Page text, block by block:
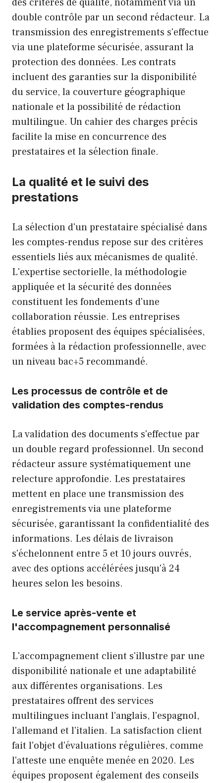
double contrôle par un second rédacteur. La
transmission des enregistrements s'effectue
via une plateforme sécurisée, assurant la
protection des données. Les contrats
incluent des garanties sur la disponibilité
du service, la couverture géographique
nationale et la possibilité de rédaction
multilingue. Un cahier des charges précis
facilite la mise en concurrence des
prestataires et la sélection finale.
La qualité et le suivi des
prestations
La sélection d'un prestataire spécialisé dans
les comptes-rendus repose sur des critères
essentiels liés aux mécanismes de qualité.
L'expertise sectorielle, la méthodologie
appliquée et la sécurité des données
constituent les fondements d'une
collaboration réussie. Les entreprises
établies proposent des équipes spécialisées,
formées à la rédaction professionnelle, avec
un niveau bac+5 recommandé.
Les processus de contrôle et de
validation des comptes-rendus
La validation des documents s'effectue par
un double regard professionnel. Un second
rédacteur assure systématiquement une
relecture approfondie. Les prestataires
mettent en place une transmission des
enregistrements via une plateforme
sécurisée, garantissant la confidentialité des
informations. Les délais de livraison
s'échelonnent entre 5 et 10 jours ouvrés,
avec des options accélérées jusqu'à 24
heures selon les besoins.
Le service après-vente et
l'accompagnement personnalisé
L'accompagnement client s'illustre par une
disponibilité nationale et une adaptabilité
aux différentes organisations. Les
prestataires offrent des services
multilingues incluant l'anglais, l'espagnol,
l'allemand et l'italien. La satisfaction client
fait l'objet d'évaluations régulières, comme
l'atteste une enquête menée en 2020. Les
équipes proposent également des conseils